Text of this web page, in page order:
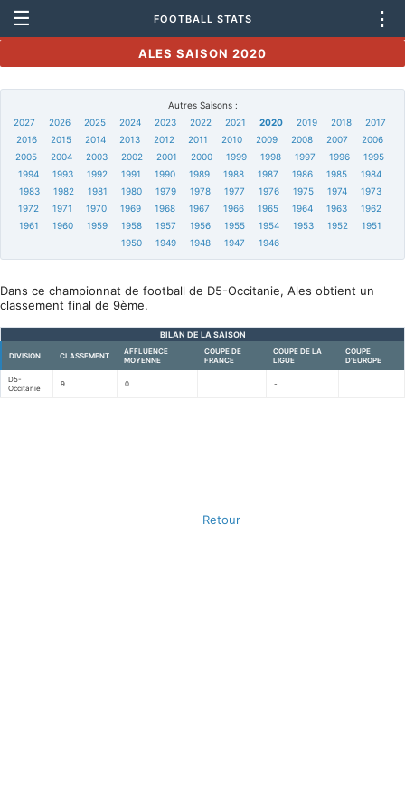
☰ FOOTBALL STATS ⋮
ALES SAISON 2020
Autres Saisons :
2027
2026 2025 2024 2023 2022 2021 2020 2019 2018
2017
2016
2015 2014 2013 2012 2011 2010 2009 2008 2007
2006
2005
2004 2003 2002 2001 2000 1999 1998 1997 1996
1995
1994
1993 1992 1991 1990 1989 1988 1987 1986 1985
1984
1983
1982 1981 1980 1979 1978 1977 1976 1975 1974
1973
1972
1971 1970 1969 1968 1967 1966 1965 1964 1963
1962
1961
1960 1959 1958 1957 1956 1955 1954 1953 1952
1951
1950
1949 1948 1947 1946
Dans ce championnat de football de D5-Occitanie, Ales obtient un
classement final de 9ème.
BILAN DE LA SAISON
DIVISION CLASSEMENT
AFFLUENCE
MOYENNE
COUPE DE
FRANCE
COUPE DE LA
LIGUE
COUPE
D'EUROPE
D5-
Occitanie
9 0 -
Retour